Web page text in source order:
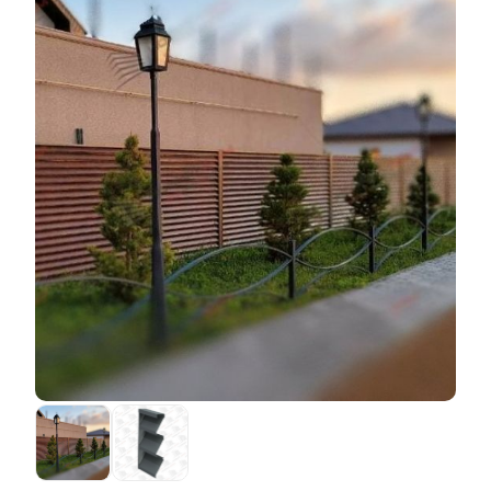
разных производителей разная от 20 до 40 микрон.
Чем толще пленка, тем она надежнее. Иногда пленка
наносится на обе стороны листа, но бывает, что
только на одну. В последнем случае вторую сторону
листа просто грунтуют (эта сторона листа, конечно,
идет на обратную сторону забора). В общем, в этом
смысле выбор на любой вкус и кошелек. Заводы-
производители поставляют нам такую сталь в
огромных рулонах, а мы должны с помощью
специальных станков нарезать из нее листы и
изготовитьламелидля своих заборов. Получаются
красивые и качественные заборы.
Но есть несколько особенностей, на которые нужно
обратить внимание. Во-первых, толщина стали,
которая производится с таким покрытием, обычно
составляет 0,5 мм. При такой толщине можно найти
довольно широкий спектр цветов и фактур. Но если
вам необходимо изготовить забор из более толстой
стали, то, к сожалению, выбор не так широк - один,
два варианта и все. Во-вторых, при производстве
Например, на изготовление секции забора "Люкс" с
глубиной секции 50 мм, высотой
перекрытия потребуется меньше стали, чем на
изготовление аналогичного забора, но, например, с
глубиной секции 80 мм и перекрытиемламелей20
мм. Да и трудоемкость первого забора будет
меньше, чем второго. Отсюда и разница в цене. Вы
платите только за фактическую стоимость
материалов и зарплату рабочих.